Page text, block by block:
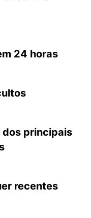
24 horas
principais
recentes